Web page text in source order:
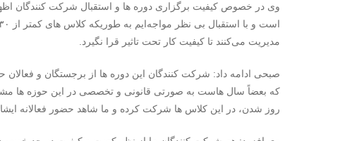
وی در خصوص کیفیت برگزاری دوره ها و استقبال شرکت کنندگان
مدیریت می‌کنند تا کیفیت کار تحت تاثیر قرا نگیرد.
صبحی ادامه داد: شرکت کنندگان این دوره ها از برجستگان و فعالان
که بعضاً سال هاست به صورتی قانونی و تخصصی در این حوزه ها
روز شدن، در این کلاس ها شرکت کرده و ما شاهد حضور فعالانه